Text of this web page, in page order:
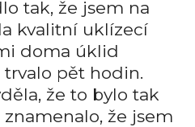
tak, že jsem na
kvalitní uklízecí
doma úklid
pět hodin.
že to bylo tak
že jsem